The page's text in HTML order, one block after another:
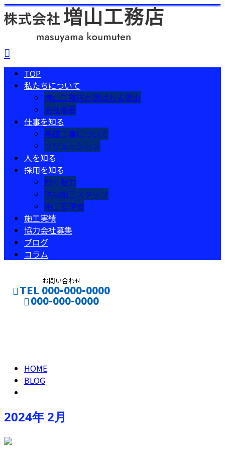
TOP
私たちについて
増山工務店が選ばれる理由
会社概要
仕事を知る
基礎工事について
ソリューション
人を知る
採用を知る
働く魅力
現場施工スタッフ
施工管理者
施工実績
協力会社募集
ブログ
コラム
お問い合わせ
TEL 000-000-0000
000-000-0000
HOME
BLOG
2024年 2月